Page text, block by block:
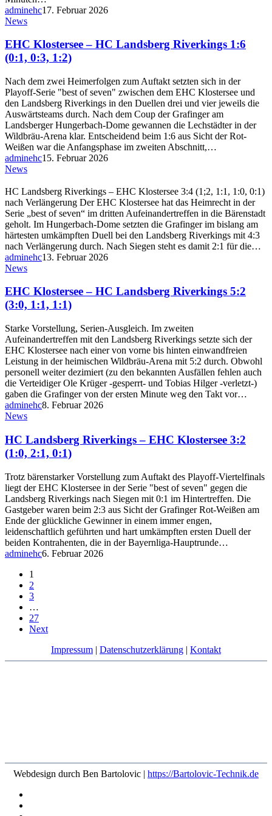
adminehc17. Februar 2026
News
EHC Klostersee – HC Landsberg Riverkings 1:6
(0:1, 0:3, 1:2)
Nach dem zwei Heimerfolgen zum Auftakt setzten sich in der
Playoff-Serie "best of seven" zwischen dem EHC Klostersee und
den Landsberg Riverkings in den Duellen drei und vier jeweils die
Auswärtsteams durch. Nach dem Coup der Grafinger am
Landsberger Hungerbach-Dome gewannen die Lechstädter in der
Wildbräu-Arena klar. Entscheidend beim 1:6 aus Sicht der Rot-
Weißen war die Anfangsphase im zweiten Abschnitt,…
adminehc15. Februar 2026
News
HC Landsberg Riverkings – EHC Klostersee 3:4 (1;2, 1:1, 1:0, 0:1)
nach Verlängerung Der EHC Klostersee hat das Heimrecht in der
Serie „best of seven“ im dritten Aufeinandertreffen in die Bärenstadt
geholt. Im Hungerbach-Dome setzten die Grafinger im bislang am
härtesten umkämpften Duell bei den Landsberg Riverkings mit 4:3
nach Verlängerung durch. Nach Siegen steht es damit 2:1 für die…
adminehc13. Februar 2026
News
EHC Klostersee – HC Landsberg Riverkings 5:2
(3:0, 1:1, 1:1)
Starke Vorstellung, Serien-Ausgleich. Im zweiten
Aufeinandertreffen mit den Landsberg Riverkings setzte sich der
EHC Klostersee nach einer von vorne bis hinten einwandfreien
Leistung in der heimischen Wildbräu-Arena mit 5:2 durch. Obwohl
personell weiter dezimiert (zu den bekannten Ausfällen fehlen auch
die Verteidiger Ole Krüger -gesperrt- und Tobias Hilger -verletzt-)
gaben die Grafinger von der ersten Minute weg den Takt vor…
adminehc8. Februar 2026
News
HC Landsberg Riverkings – EHC Klostersee 3:2
(1:0, 2:1, 0:1)
Trotz bärenstarker Vorstellung zum Auftakt des Playoff-Viertelfinals
liegt der EHC Klostersee in der Serie "best of seven" gegen die
Landsberg Riverkings nach Siegen mit 0:1 im Hintertreffen. Die
Gastgeber waren beim 2:3 aus Sicht der Grafinger Rot-Weißen am
Ende der glückliche Gewinner in einem immer engen,
leidenschaftlich geführten und hart umkämpften ersten Duell der
beiden Kontrahenten, die in der Bayernliga-Hauptrunde…
adminehc6. Februar 2026
1
2
3
…
27
Next
Impressum | Datenschutzerklärung | Kontakt
Webdesign durch Ben Bartolovic | https://Bartolovic-Technik.de